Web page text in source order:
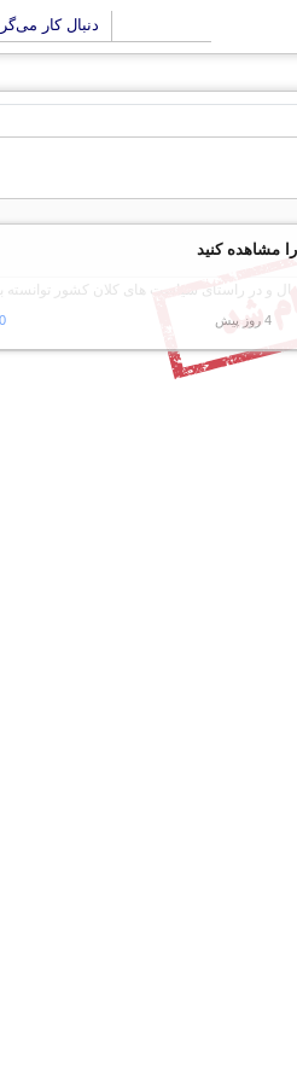
دنبال کار
و در راستای سیاست های کلان کشور
مشاهده کنید
4 روز پیش